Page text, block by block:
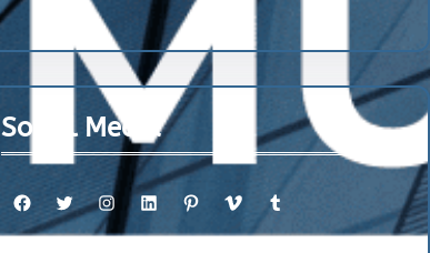
Social Media
Facebook Twitter Instagram LinkedIn Pinterest Vimeo Tumblr